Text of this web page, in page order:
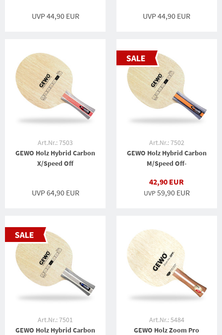
UVP 44,90 EUR UVP 44,90 EUR
Art.Nr.: 7503
GEWO Holz Hybrid Carbon
X/Speed Off
UVP 64,90 EUR
Art.Nr.: 7502
GEWO Holz Hybrid Carbon
M/Speed Off-
42,90 EUR
UVP59,90 EUR
Art.Nr.: 7501
GEWO Holz Hybrid Carbon
Art.Nr.: 5484
GEWO Holz Zoom Pro